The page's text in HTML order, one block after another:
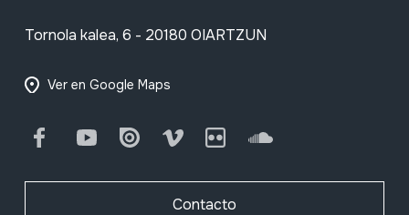
Tornola kalea, 6 - 20180 OIARTZUN
Ver en Google Maps
FacebookYoutube Issuu Vimeo Flickr SoundCloud
Contacto